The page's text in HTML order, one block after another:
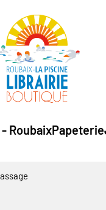
RoubaixPapeterie